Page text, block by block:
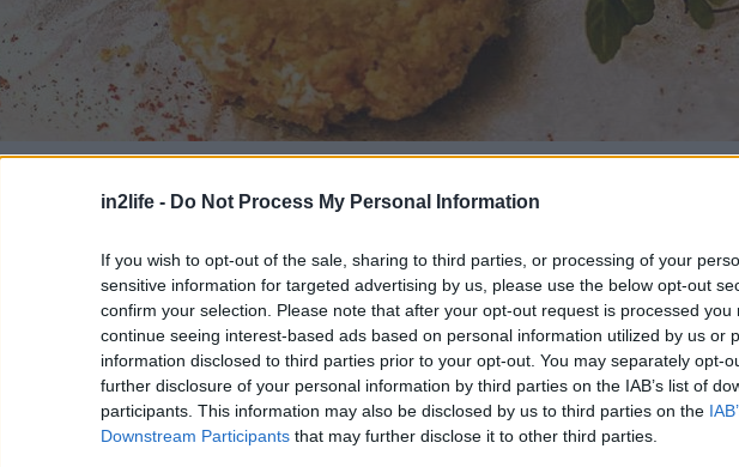
in2life - Do Not Process My Personal Information
If you wish to opt-out of the sale, sharing to third parties, or processing of your
sensitive information for targeted advertising by us, please use the below opt-out
confirm your selection. Please note that after your opt-out request is processed you
continue seeing interest-based ads based on personal information utilized by us or
information disclosed to third parties prior to your opt-out. You may separately opt-
further disclosure of your personal information by third parties on the IAB’s list of
participants. This information may also be disclosed by us to third parties on the
Downstream Participants that may further disclose it to other third parties.